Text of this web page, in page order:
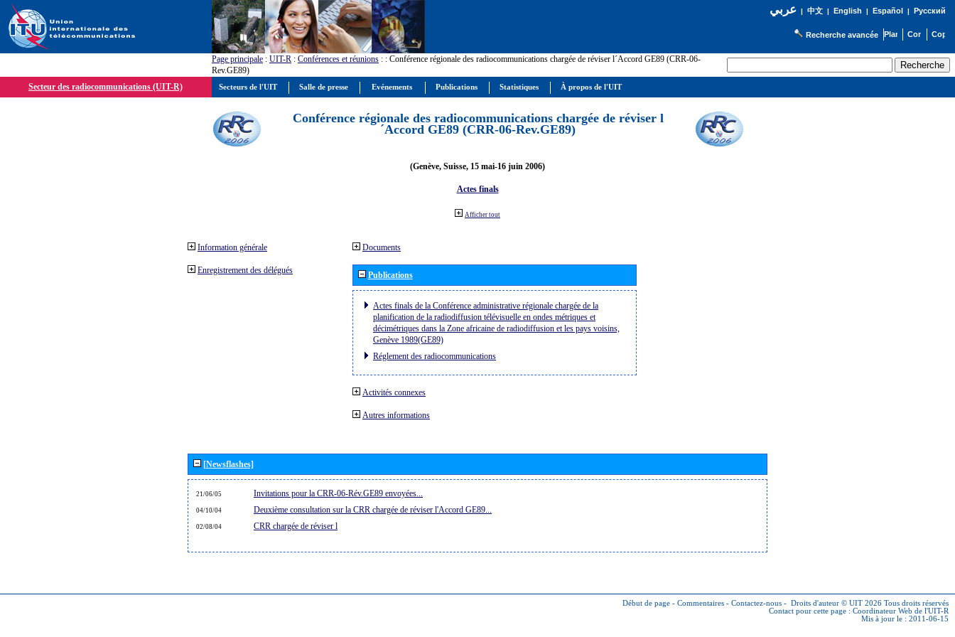
عربي| 中文| English | Español | Русский
Recherche avancée
Page principale : UIT-R : Conférences et réunions : : Conférence régionale des radiocommunications chargée de réviser l´Accord GE89 (CRR-06-
Rev.GE89)
Secteur des radiocommunications (UIT-R)
Conférence régionale des radiocommunications chargée de réviser l
´Accord GE89 (CRR-06-Rev.GE89)
(Genève, Suisse, 15 mai-16 juin 2006)
Actes finals
Afficher tout
Information générale
Enregistrement des délégués
Documents
Publications
Actes finals de la Conférence administrative régionale chargée de la
planification de la radiodiffusion télévisuelle en ondes métriques et
décimétriques dans la Zone africaine de radiodiffusion et les pays voisins,
Genève 1989(GE89)
Réglement des radiocommunications
Activités connexes
Autres informations
[Newsflashes]
21/06/05 Invitations pour la CRR-06-Rév.GE89 envoyées...
04/10/04 Deuxième consultation sur la CRR chargée de réviser l'Accord GE89...
02/08/04 CRR chargée de réviser l
Début de page - Commentaires - Contactez-nous - Droits d'auteur © UIT 2026 Tous droits réservés
Contact pour cette page : Coordinateur Web de l'UIT-R
Mis à jour le : 2011-06-15
Secteurs de l'UIT Salle de presse Evénements Publications Statistiques À propos de l'UIT